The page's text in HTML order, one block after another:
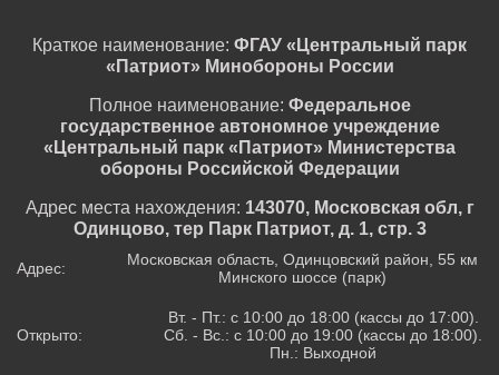
Краткое наименование: ФГАУ «Центральный парк
«Патриот» Минобороны России
Полное наименование: Федеральное
государственное автономное учреждение
«Центральный парк «Патриот» Министерства
обороны Российской Федерации
Адрес места нахождения: 143070, Московская обл, г
Одинцово, тер Парк Патриот, д. 1, стр. 3
Адрес:
Московская область, Одинцовский район, 55 км
Минского шоссе (парк)
Открыто:
Вт. - Пт.: с 10:00 до 18:00 (кассы до 17:00).
Сб. - Вс.: с 10:00 до 19:00 (кассы до 18:00).
Пн.: Выходной